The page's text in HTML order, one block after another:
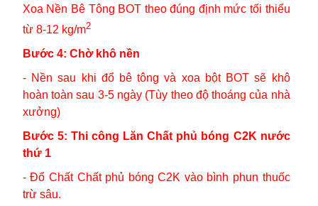
Xoa Nền Bê Tông BOT theo đúng định mức tối thiểu
từ 8-12 kg/m2
Bước 4: Chờ khô nền
- Nền sau khi đổ bê tông và xoa bột BOT sẽ khô
hoàn toàn sau 3-5 ngày (Tùy theo độ thoáng của nhà
xưởng)
Bước 5: Thi công Lăn Chất phủ bóng C2K nước
thứ 1
- Đổ Chất Chất phủ bóng C2K vào bình phun thuốc
trừ sâu.